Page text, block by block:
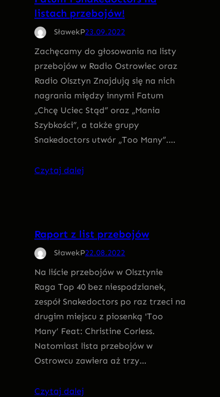
listach przebojów!
SławekP23.09.2022
Zachęcamy do głosowania na listy
przebojów w Radio Ostrowiec oraz
Radio Olsztyn Znajdują się na nich
nagrania między innymi Fatum
„Chcę Uciec Stąd” oraz „Mania
Szybkości”, a także grupy
Snakedoctors utwór „Too Many”.…
Czytaj dalej
Raport z list przebojów
SławekP22.08.2022
Na liście przebojów w Olsztynie
Raga Top 40 bez niespodzianek,
zespół Snakedoctors po raz trzeci na
drugim miejscu z piosenką 'Too
Many’ Feat: Christine Corless.
Natomiast lista przebojów w
Ostrowcu zawiera aż trzy…
Czytaj dalej